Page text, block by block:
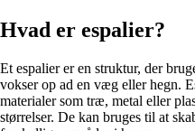
Hvad er espalier?
Et espalier er en struktur, der
vokser op ad en væg eller hegn.
materialer som træ, metal eller
størrelser. De kan bruges til at